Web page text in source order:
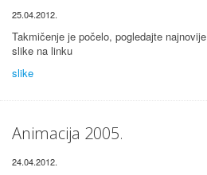
25.04.2012.
Takmičenje je počelo, pogledajte najnovije
slike na linku
slike
Animacija 2005.
24.04.2012.